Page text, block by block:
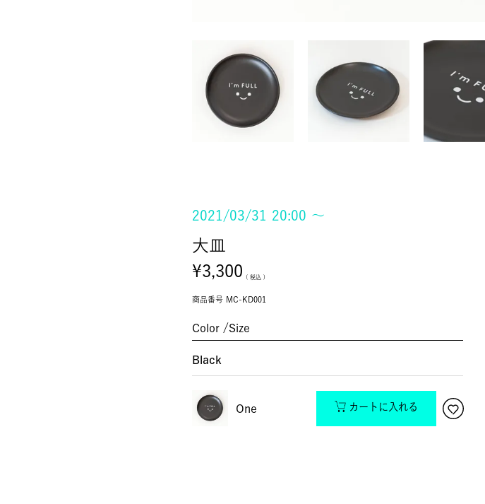
2021/03/31 20:00 〜
大皿
¥3,300 税込
商品番号 MC-KD001
Color Size
Black
One カートに入れる